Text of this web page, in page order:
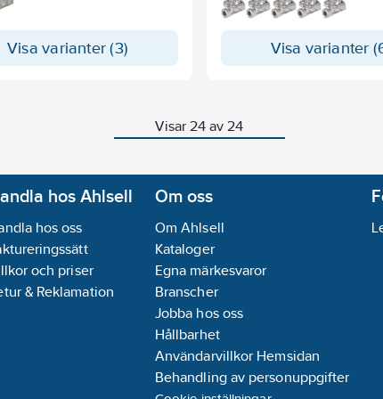
gör att
är inkapslade i en
finns det hos alla
en "Kick and Drop"-
ingjuten i spolen.
magnetventil upp till
membran öppnar utan
magnetsystem med
effektreducering i
Visa varianter (3)
minimidifferenstryck. Det
välja bland, beroende på
pilotventilen vrids på
Magnetspolarna tätas med
utrustad med
•Servostyrd magnetventil
frätande och förorenade
•Explosionsskyddade
standard
Visa varianter
Visar 24 av 24
hos Ahlsell
hos oss
och priser
& Reklamation
Om oss
Om Ahlsell
Kataloger
Egna märkesvaror
Branscher
Jobba hos oss
Hållbarhet
Användarvillkor Hemsidan
Behandling av personuppgifter